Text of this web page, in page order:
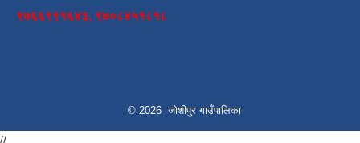
९७६६९९१६४३, ९७०८४५१८१८
© 2026 जोशीपुर गाउँपालिका
//